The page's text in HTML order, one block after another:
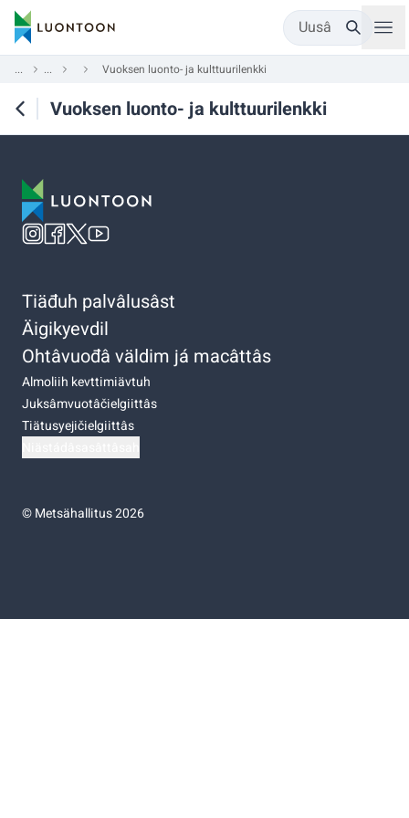
Uusâ
... ... Vuoksen luonto- ja kulttuurilenkki
Vuoksen luonto- ja kulttuurilenkki
Tiäđuh palvâlusâst
Äigikyevdil
Ohtâvuođâ väldim já macâttâs
Almoliih kevttimiävtuh
Juksâmvuotâčielgiittâs
Tiätusyejičielgiittâs
©Metsähallitus 2026